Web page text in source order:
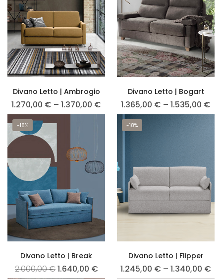
Divano Letto | Ambrogio
1.270,00 € – 1.370,00 €
Divano Letto | Bogart
1.365,00 € – 1.535,00 €
-18%
Divano Letto | Break
2.000,00€1.640,00 €
-18%
Divano Letto | Flipper
1.245,00 € – 1.340,00 €